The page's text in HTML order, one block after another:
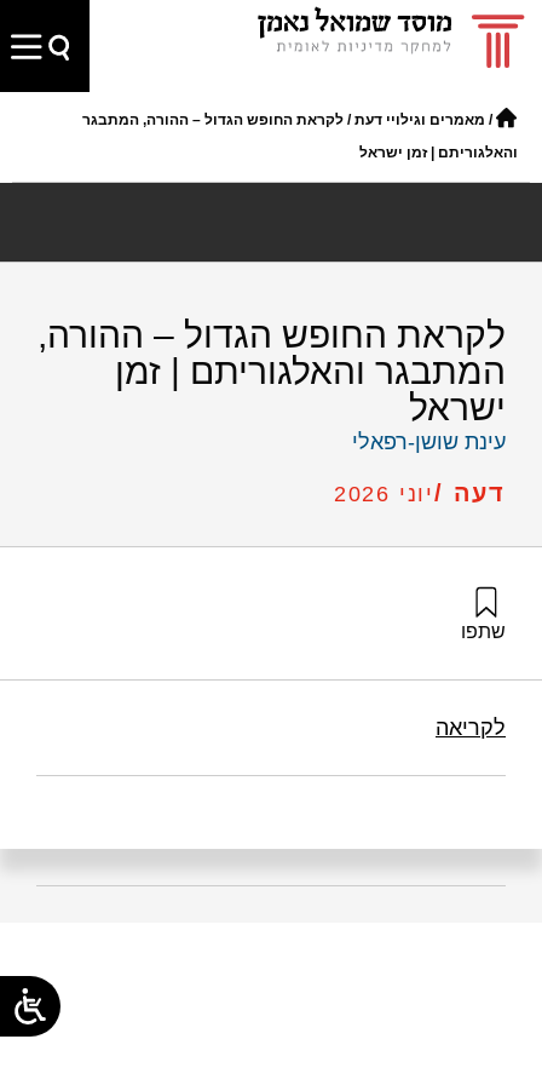
/ מאמרים וגילויי דעת/ לקראת החופש הגדול – ההורה, המתבגר
והאלגוריתם | זמן ישראל
לקראת החופש הגדול – ההורה,
המתבגר והאלגוריתם | זמן
ישראל
עינת שושן-רפאלי
דעה /יוני 2026
שתפו
לקריאה